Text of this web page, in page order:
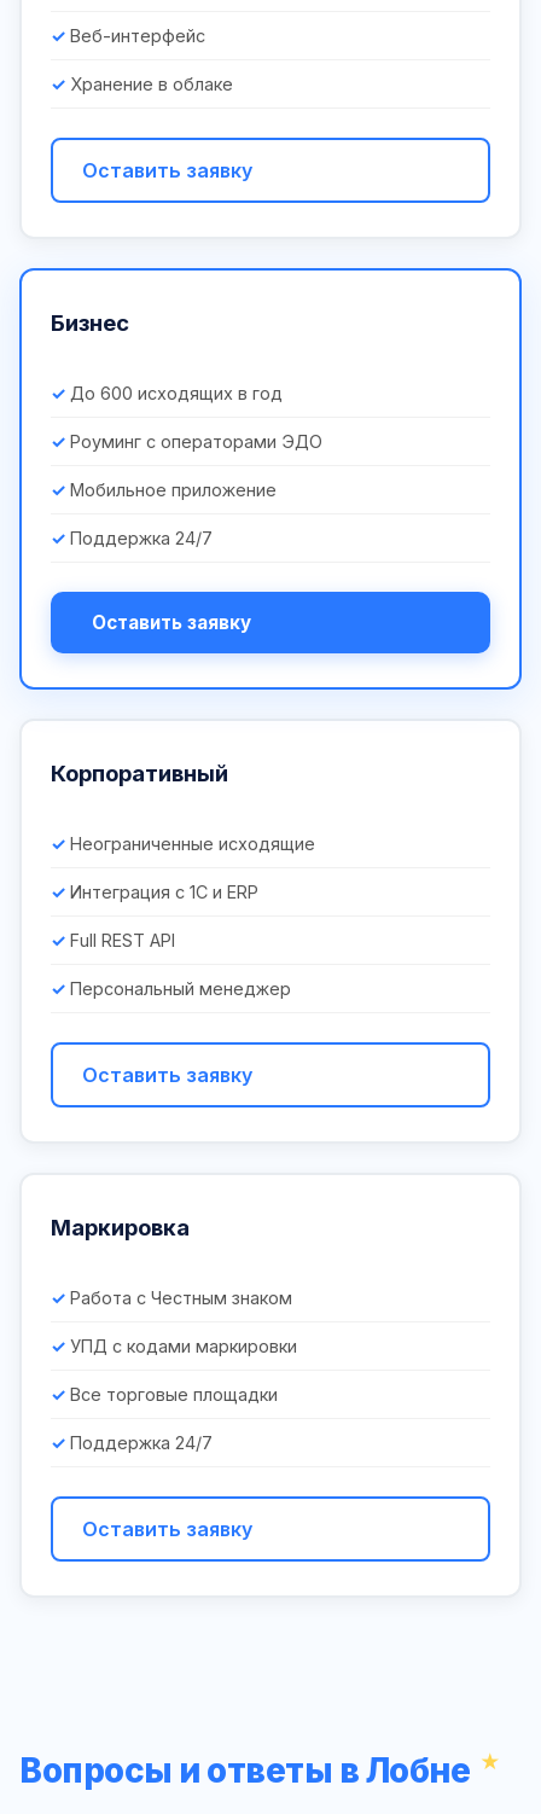
Веб-интерфейс
Хранение в облаке
Оставить заявку
Бизнес
До 600 исходящих в год
Роуминг с операторами ЭДО
Мобильное приложение
Поддержка 24/7
Оставить заявку
Корпоративный
Неограниченные исходящие
Интеграция с 1С и ERP
Full REST API
Персональный менеджер
Оставить заявку
Маркировка
Работа с Честным знаком
УПД с кодами маркировки
Все торговые площадки
Поддержка 24/7
Оставить заявку
Вопросы и ответы в Лобне